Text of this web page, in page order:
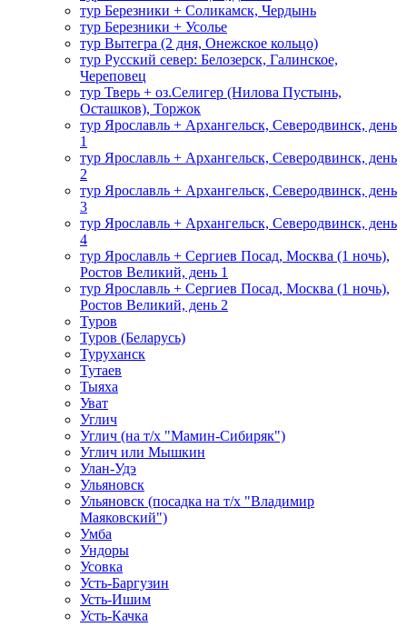
тур Березники + Соликамск, Чердынь
тур Березники + Усолье
тур Вытегра (2 дня, Онежское кольцо)
тур Русский север: Белозерск, Галинское,
Череповец
тур Тверь + оз.Селигер (Нилова Пустынь,
Осташков), Торжок
тур Ярославль + Архангельск, Северодвинск, день
1
тур Ярославль + Архангельск, Северодвинск, день
2
тур Ярославль + Архангельск, Северодвинск, день
3
тур Ярославль + Архангельск, Северодвинск, день
4
тур Ярославль + Сергиев Посад, Москва (1 ночь),
Ростов Великий, день 1
тур Ярославль + Сергиев Посад, Москва (1 ночь),
Ростов Великий, день 2
Туров
Туров (Беларусь)
Туруханск
Тутаев
Тыяха
Уват
Углич
Углич (на т/х "Мамин-Сибиряк")
Углич или Мышкин
Улан-Удэ
Ульяновск
Ульяновск (посадка на т/х "Владимир
Маяковский")
Умба
Ундоры
Усовка
Усть-Баргузин
Усть-Ишим
Усть-Качка